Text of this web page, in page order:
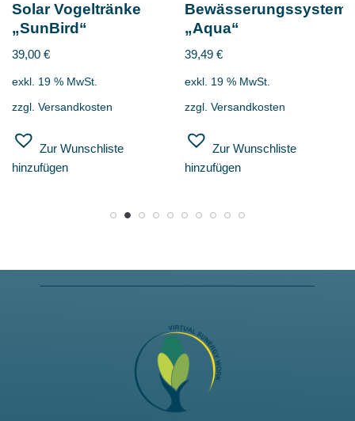
Solar Vogeltränke
„SunBird“
39,00 €
exkl. 19 % MwSt.
zzgl. Versandkosten
Zur Wunschliste
hinzufügen
Bewässerungssystem
„Aqua“
39,49 €
exkl. 19 % MwSt.
zzgl. Versandkosten
Zur Wunschliste
hinzufügen